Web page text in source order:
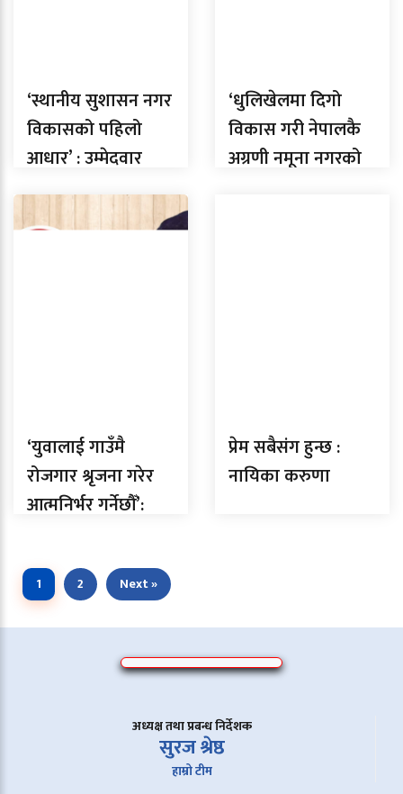
‘स्थानीय सुशासन नगर
विकासको पहिलो
आधार’ : उम्मेदवार
रञ्जितकार
‘धुलिखेलमा दिगो
विकास गरी नेपालकै
अग्रणी नमूना नगरको
‘युवालाई गाउँमै
रोजगार श्रृजना गरेर
आत्मनिर्भर गर्नेछौँ’:
प्रेम सबैसंग हुन्छ :
नायिका करुणा
1 2 Next »
अध्यक्ष तथा प्रबन्ध निर्देशक
सुरज श्रेष्ठ
हाम्रो टीम